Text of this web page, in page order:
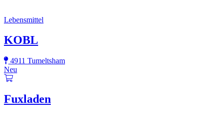
Lebensmittel
KOBL
4911 Tumeltsham
Neu
Fuxladen